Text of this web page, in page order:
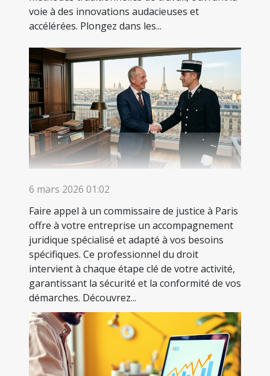
voie à des innovations audacieuses et
accélérées. Plongez dans les...
6 mars 2026 01:02
Faire appel à un commissaire de justice à Paris
offre à votre entreprise un accompagnement
juridique spécialisé et adapté à vos besoins
spécifiques. Ce professionnel du droit
intervient à chaque étape clé de votre activité,
garantissant la sécurité et la conformité de vos
démarches. Découvrez...